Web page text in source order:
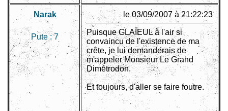
Narak
Pute :7
le 03/09/2007 à 21:22:23
Puisque GLAÏEUL à l'air si
convaincu de l'existence de ma
crête, je lui demanderais de
m'appeler Monsieur Le Grand
Dimétrodon.
Et toujours, d'aller se faire foutre.